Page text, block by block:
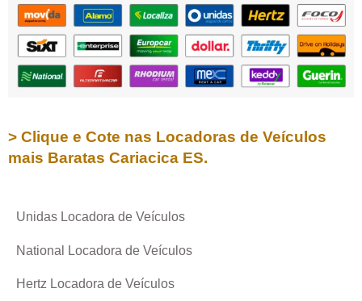
> Clique e Cote nas Locadoras de Veículos
mais Baratas Cariacica ES.
Unidas Locadora de Veículos
National Locadora de Veículos
Hertz Locadora de Veículos